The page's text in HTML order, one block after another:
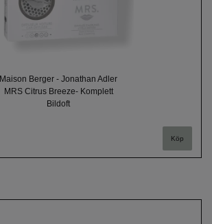
Maison Berger - Jonathan Adler
MRS Citrus Breeze- Komplett
Bildoft